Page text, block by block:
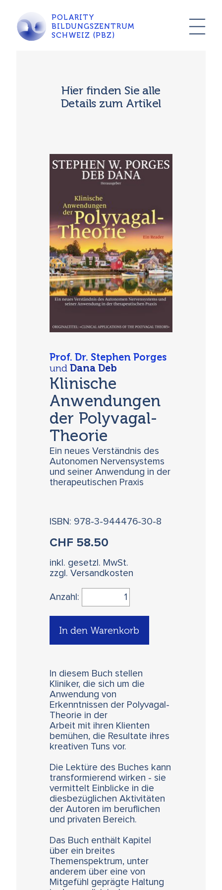
POLARITY
BILDUNGSZENTRUM
SCHWEIZ (PBZ)
Hier finden Sie alle
Details zum Artikel
Prof. Dr. Stephen Porges
undDana Deb
Klinische
Anwendungen
der Polyvagal-
Theorie
Ein neues Verständnis des
Autonomen Nervensystems
und seiner Anwendung in der
therapeutischen Praxis
ISBN: 978-3-944476-30-8
CHF 58.50
inkl. gesetzl. MwSt.
zzgl. Versandkosten
Anzahl:
In den Warenkorb
In diesem Buch stellen
Kliniker, die sich um die
Anwendung von
Erkenntnissen der Polyvagal-
Theorie in der
Arbeit mit ihren Klienten
bemühen, die Resultate ihres
kreativen Tuns vor.
Die Lektüre des Buches kann
transformierend wirken - sie
vermittelt Einblicke in die
diesbezüglichen Aktivitäten
der Autoren im beruflichen
und privaten Bereich.
Das Buch enthält Kapitel
über ein breites
Themenspektrum, unter
anderem über eine von
Mitgefühl geprägte Haltung